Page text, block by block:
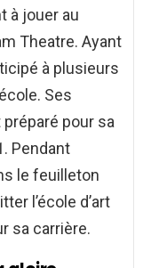
à jouer au
Theatre. Ayant
à plusieurs
Ses
pour sa
Pendant
le feuilleton
l’école d’art
sa carrière.